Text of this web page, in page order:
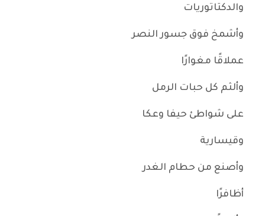
والدكتاتوريات
وأشمخ فوق جسور النصر
عملاقًا مغوارًا
وألثم كل حبات الرمل
على شواطئ حيفا وعكا
وقيسارية
وأصنع من حطام الغدر
أظافرًا